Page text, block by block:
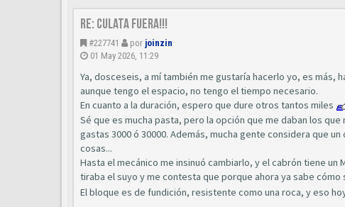
Re: Culata fuera!!!
#227741 por joinzin
01 May 2026, 11:29
Ya, dosceseis, a mí también me gustaría hacerlo yo, es
aunque tengo el espacio, no tengo el tiempo necesario.
En cuanto a la duración, espero que dure otros tantos miles
Sé que es mucha pasta, pero la opción que me daban los
gastas 3000 ó 30000. Además, mucha gente considera que
cosas...
Hasta el mecánico me insinuó cambiarlo, y el cabrón tiene
tiraba el suyo y me contesta que porque ahora ya sabe cómo
El bloque es de fundición, resistente como una roca, y eso